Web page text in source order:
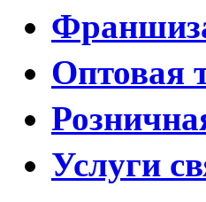
Оптовая
Услуги